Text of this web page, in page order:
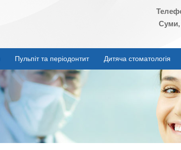
Суми,
Пульпіт та періодонтит Дитяча стоматологія